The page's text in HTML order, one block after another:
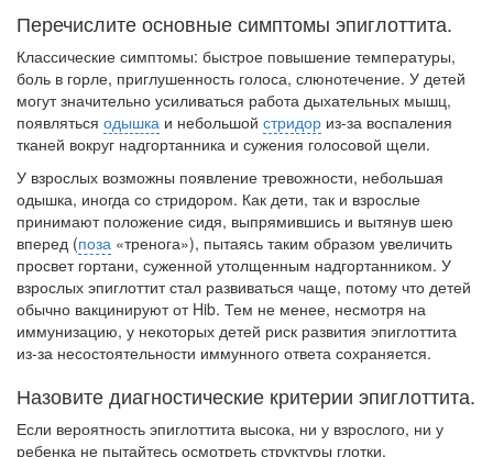
палату на
рассмотрение. Суть его
заключается в
нахождении одного из
родителей в
больничной палате
бесплатно, в течении всего срока лечения...
Перечислите основные симптомы эпиглоттита.
Классические симптомы: быстрое повышение температуры,
боль в горле, приглу­шенность голоса, слюнотечение. У детей
могут значительно усиливаться работа дыхательных мышц,
появляться одышка и небольшой стридор из-за воспаления
тканей вокруг надгортанника и сужения голосовой щели.
У взрослых возможны появление тревожности, небольшая
одышка, иногда со стридором. Как дети, так и взрослые
принимают положение сидя, выпрямившись и вытянув шею
вперед (поза «тренога»), пытаясь таким образом увеличить
просвет гортани, суженной утолщенным надгортанником. У
взрослых эпиглоттит стал разви­ваться чаще, потому что детей
обычно вакцинируют от Hib. Тем не менее, несмотря на
иммунизацию, у некоторых детей риск развития эпиглоттита
из-за несостоятель­ности иммунного ответа сохраняется.
Назовите диагностические критерии эпиглоттита.
Если вероятность эпиглоттита высока, ни у взрослого, ни у
ребенка не пытайтесь осмотреть структуры глотки.